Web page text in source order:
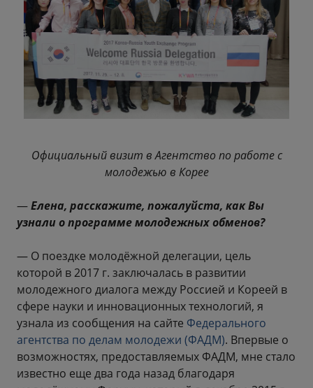
Официальный визит в Агентство по работе с
молодежью в Корее
—Елена, расскажите, пожалуйста, как Вы
узнали о программе молодежных обменов?
— О поездке молодёжной делегации, цель
которой в 2017 г. заключалась в развитии
молодежного диалога между Россией и Кореей в
сфере науки и инновационных технологий, я
узнала из сообщения на сайте Федерального
агентства по делам молодежи (ФАДМ). Впервые о
возможностях, предоставляемых ФАДМ, мне стало
известно еще два года назад благодаря